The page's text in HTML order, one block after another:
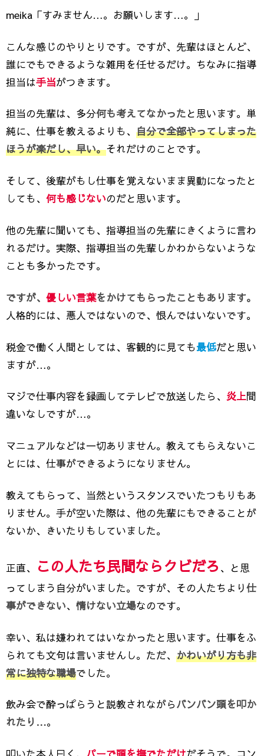
meika「すみません…。お願いします…。」
こんな感じのやりとりです。ですが、先輩はほとんど、
誰にでもできるような雑用を任せるだけ。ちなみに指導
担当は手当がつきます。
担当の先輩は、多分何も考えてなかったと思います。単
純に、仕事を教えるよりも、 自分で全部やってしまった
ほうが楽だし、早い。それだけのことです。
そして、後輩がもし仕事を覚えないまま異動になったと
しても、 何も感じないのだと思います。
他の先輩に聞いても、指導担当の先輩にきくように言わ
れるだけ。実際、指導担当の先輩しかわからないような
ことも多かったです。
ですが、 優しい言葉をかけてもらったこともあります。
人格的には、悪人ではないので、恨んではいないです。
税金で働く人間としては、客観的に見ても最低だと思い
ますが…。
マジで仕事内容を録画してテレビで放送したら、 炎上間
違いなしですが…。
マニュアルなどは一切ありません。教えてもらえないこ
とには、仕事ができるようになりません。
教えてもらって、当然というスタンスでいたつもりもあ
りません。手が空いた際は、他の先輩にもできることが
ないか、きいたりもしていました。
正直、 この人たち民間ならクビだろ 、と思
ってしまう自分がいました。ですが、その人たちより仕
事ができない、 情けない立場なのです。
幸い、私は嫌われてはいなかったと思います。仕事をふ
られても文句は言いませんし。ただ、 かわいがり方も非
常に独特な職場でした。
飲み会で酔っぱらうと説教されながらバンバン頭を叩か
れたり…。